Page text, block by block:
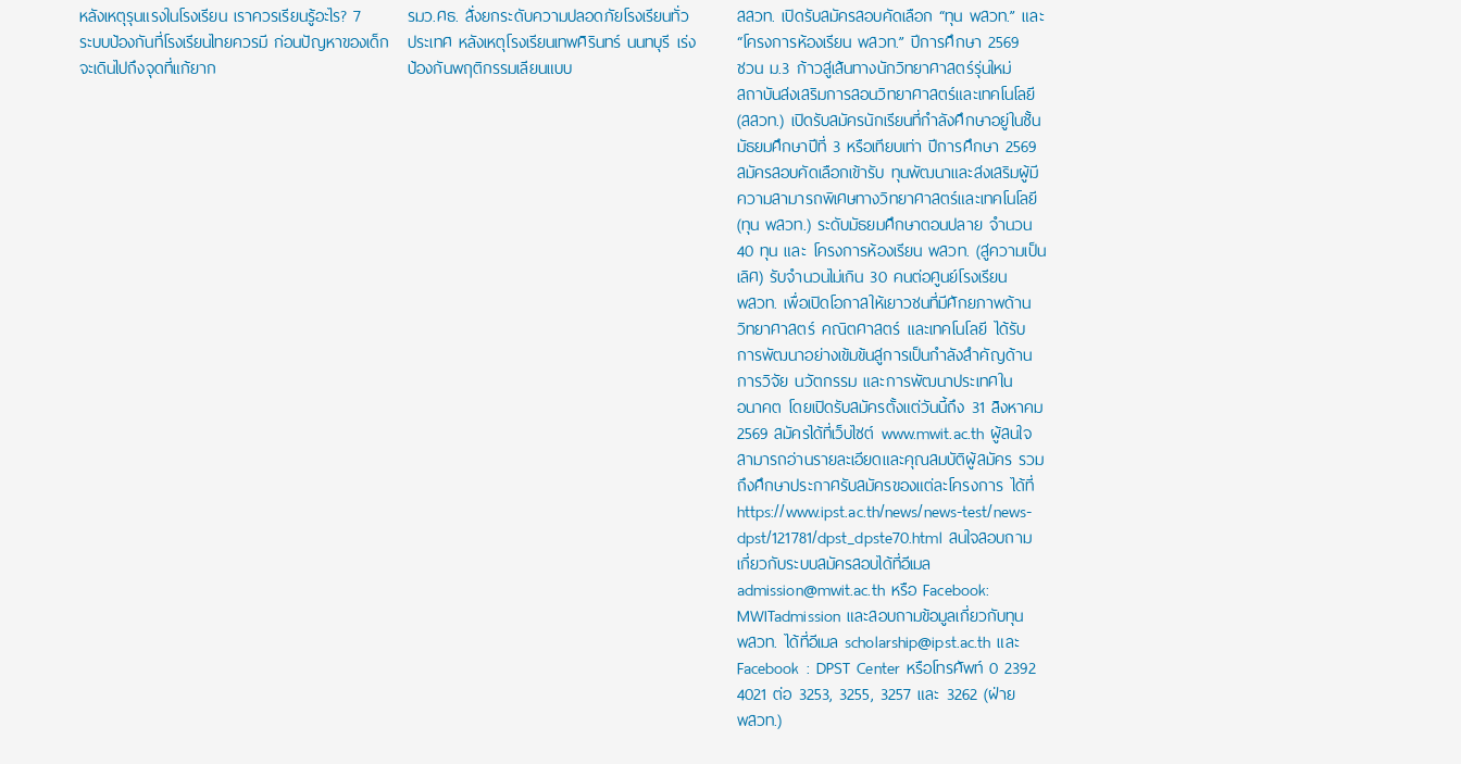
หลังเหตุรุนแรงในโรงเรียน เราควรเรียนรู้อะไร? 7
ระบบป้องกันที่โรงเรียนไทยควรมี ก่อนปัญหาของเด็ก
จะเดินไปถึงจุดที่แก้ยาก
รมว.ศธ. สั่งยกระดับความปลอดภัยโรงเรียนทั่ว
ประเทศ หลังเหตุโรงเรียนเทพศิรินทร์ นนทบุรี เร่ง
ป้องกันพฤติกรรมเลียนแบบ
สสวท. เปิดรับสมัครสอบคัดเลือก “ทุน พสวท.” และ
“โครงการห้องเรียน พสวท.” ปีการศึกษา 2569
ชวน ม.3 ก้าวสู่เส้นทางนักวิทยาศาสตร์รุ่นใหม่
สถาบันส่งเสริมการสอนวิทยาศาสตร์และเทคโนโลยี
(สสวท.) เปิดรับสมัครนักเรียนที่กำลังศึกษาอยู่ในชั้น
มัธยมศึกษาปีที่ 3 หรือเทียบเท่า ปีการศึกษา 2569
สมัครสอบคัดเลือกเข้ารับ ทุนพัฒนาและส่งเสริมผู้มี
ความสามารถพิเศษทางวิทยาศาสตร์และเทคโนโลยี
(ทุน พสวท.) ระดับมัธยมศึกษาตอนปลาย จำนวน
40 ทุน และ โครงการห้องเรียน พสวท. (สู่ความเป็น
เลิศ) รับจำนวนไม่เกิน 30 คนต่อศูนย์โรงเรียน
พสวท. เพื่อเปิดโอกาสให้เยาวชนที่มีศักยภาพด้าน
วิทยาศาสตร์ คณิตศาสตร์ และเทคโนโลยี ได้รับ
การพัฒนาอย่างเข้มข้นสู่การเป็นกำลังสำคัญด้าน
การวิจัย นวัตกรรม และการพัฒนาประเทศใน
อนาคต โดยเปิดรับสมัครตั้งแต่วันนี้ถึง 31 สิงหาคม
2569 สมัครได้ที่เว็บไซต์ www.mwit.ac.th ผู้สนใจ
สามารถอ่านรายละเอียดและคุณสมบัติผู้สมัคร รวม
ถึงศึกษาประกาศรับสมัครของแต่ละโครงการ ได้ที่
https://www.ipst.ac.th/news/news-test/news-
dpst/121781/dpst_dpste70.html สนใจสอบถาม
เกี่ยวกับระบบสมัครสอบได้ที่อีเมล
admission@mwit.ac.th หรือ Facebook:
MWITadmission และสอบถามข้อมูลเกี่ยวกับทุน
พสวท. ได้ที่อีเมล scholarship@ipst.ac.th และ
Facebook : DPST Center หรือโทรศัพท์ 0 2392
4021 ต่อ 3253, 3255, 3257 และ 3262 (ฝ่าย
พสวท.)